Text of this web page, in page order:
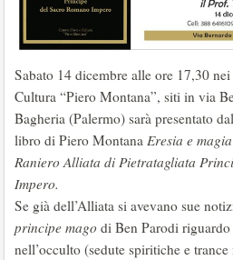
Sabato 14 dicembre alle ore 17,30
Cultura “Piero Montana”, siti in via
Bagheria (Palermo) sarà presentato
libro di Piero Montana Eresia e
Raniero Alliata di Pietratagliata
Impero.
Se già dell’Alliata si avevano sue
principe mago di Ben Parodi
nell’occulto (sedute spiritiche e